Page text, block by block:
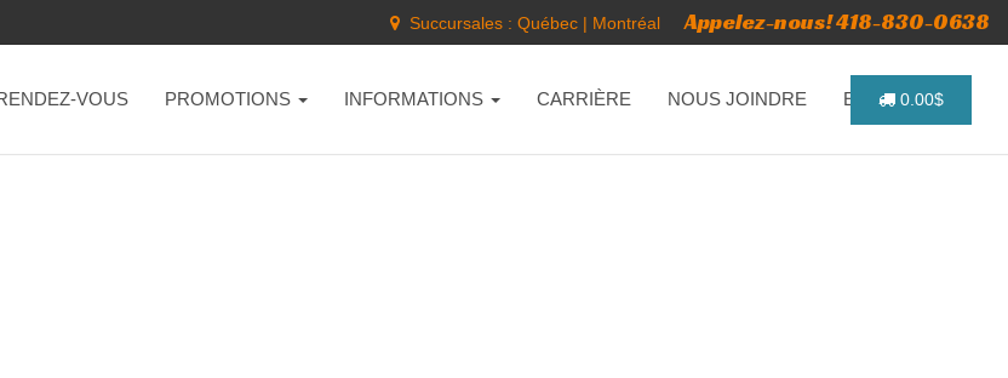
Succursales : Québec | Montréal Appelez-nous! 418-830-0638
VOUS PROMOTIONS INFORMATIONS CARRIÈRE NOUS JOINDRE ENGLISH
0.00$